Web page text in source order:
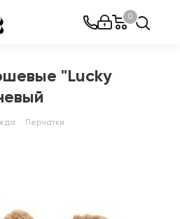
0
"Lucky
Перчатки